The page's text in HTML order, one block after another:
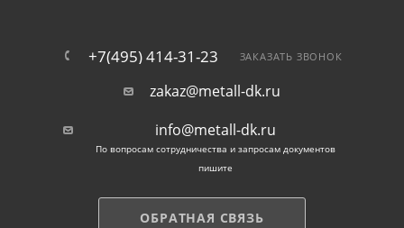
+7(495) 414-31-23 ЗАКАЗАТЬ ЗВОНОК
zakaz@metall-dk.ru
info@metall-dk.ru
По вопросам сотрудничества и запросам документов
пишите
ОБРАТНАЯ СВЯЗЬ